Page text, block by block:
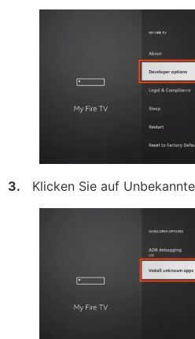
3. Klicken Sie auf